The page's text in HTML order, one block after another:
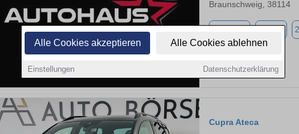
Alle Cookies akzeptieren Alle Cookies ablehnen
Einstellungen Datenschutzerklärung
Braunschweig, 38114
Cupra Ateca